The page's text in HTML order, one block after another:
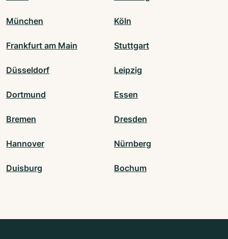
München Köln
Frankfurt am Main Stuttgart
Düsseldorf Leipzig
Dortmund Essen
Bremen Dresden
Hannover Nürnberg
Duisburg Bochum